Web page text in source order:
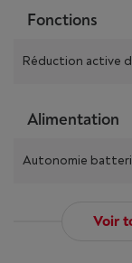
Fonctions
Réduction active
Alimentation
Autonomie
Voir